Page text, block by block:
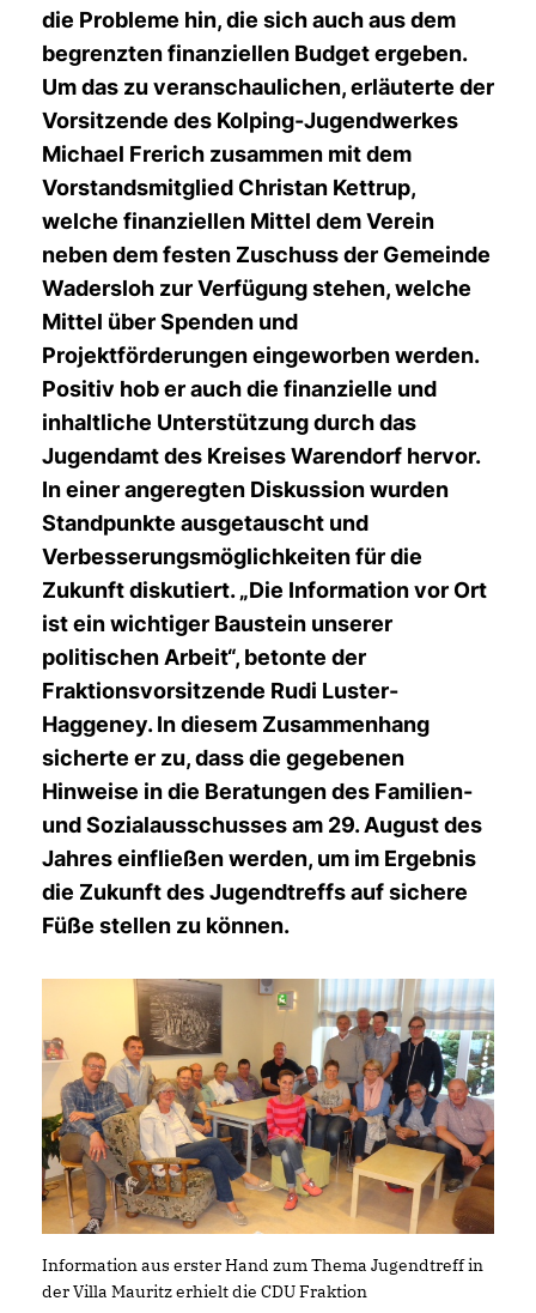
die Probleme hin, die sich auch aus dem
begrenzten finanziellen Budget ergeben.
Um das zu veranschaulichen, erläuterte der
Vorsitzende des Kolping-Jugendwerkes
Michael Frerich zusammen mit dem
Vorstandsmitglied Christan Kettrup,
welche finanziellen Mittel dem Verein
neben dem festen Zuschuss der Gemeinde
Wadersloh zur Verfügung stehen, welche
Mittel über Spenden und
Projektförderungen eingeworben werden.
Positiv hob er auch die finanzielle und
inhaltliche Unterstützung durch das
Jugendamt des Kreises Warendorf hervor.
In einer angeregten Diskussion wurden
Standpunkte ausgetauscht und
Verbesserungsmöglichkeiten für die
Zukunft diskutiert. „Die Information vor Ort
ist ein wichtiger Baustein unserer
politischen Arbeit“, betonte der
Fraktionsvorsitzende Rudi Luster-
Haggeney. In diesem Zusammenhang
sicherte er zu, dass die gegebenen
Hinweise in die Beratungen des Familien-
und Sozialausschusses am 29. August des
Jahres einfließen werden, um im Ergebnis
die Zukunft des Jugendtreffs auf sichere
Füße stellen zu können.
Information aus erster Hand zum Thema Jugendtreff in
der Villa Mauritz erhielt die CDU Fraktion